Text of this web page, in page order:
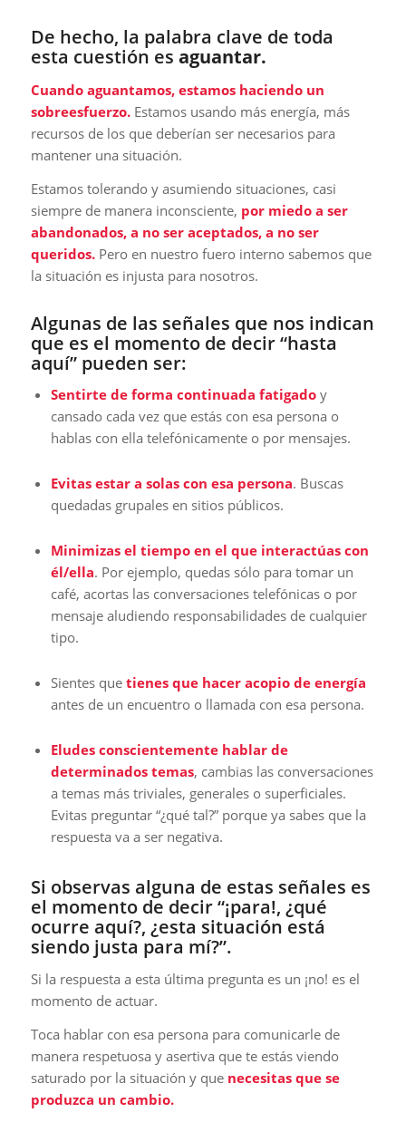
De hecho, la palabra clave de toda
esta cuestión es aguantar.
Cuando aguantamos, estamos haciendo un
sobreesfuerzo.Estamos usando más energía, más
recursos de los que deberían ser necesarios para
mantener una situación.
Estamos tolerando y asumiendo situaciones, casi
siempre de manera inconsciente, por miedo a ser
abandonados, a no ser aceptados, a no ser
queridos. Pero en nuestro fuero interno sabemos que
la situación es injusta para nosotros.
Algunas de las señales que nos indican
que es el momento de decir “hasta
aquí” pueden ser:
Sentirte de forma continuada fatigadoy
cansado cada vez que estás con esa persona o
hablas con ella telefónicamente o por mensajes.
Evitas estar a solas con esa persona. Buscas
quedadas grupales en sitios públicos.
Minimizas el tiempo en el que interactúas con
él/ella. Por ejemplo, quedas sólo para tomar un
café, acortas las conversaciones telefónicas o por
mensaje aludiendo responsabilidades de cualquier
tipo.
Sientes que tienes que hacer acopio de energía
antes de un encuentro o llamada con esa persona.
Eludes conscientemente hablar de
determinados temas, cambias las conversaciones
a temas más triviales, generales o superficiales.
Evitas preguntar “¿qué tal?” porque ya sabes que la
respuesta va a ser negativa.
Si observas alguna de estas señales es
el momento de decir “¡para!, ¿qué
ocurre aquí?, ¿esta situación está
siendo justa para mí?”.
Si la respuesta a esta última pregunta es un ¡no! es el
momento de actuar.
Toca hablar con esa persona para comunicarle de
manera respetuosa y asertiva que te estás viendo
saturado por la situación y quenecesitas que se
produzca un cambio.